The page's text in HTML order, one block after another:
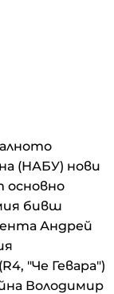
(НАБУ) нови
основно
бивш
Андрей
"Че Гевара")
Володимир